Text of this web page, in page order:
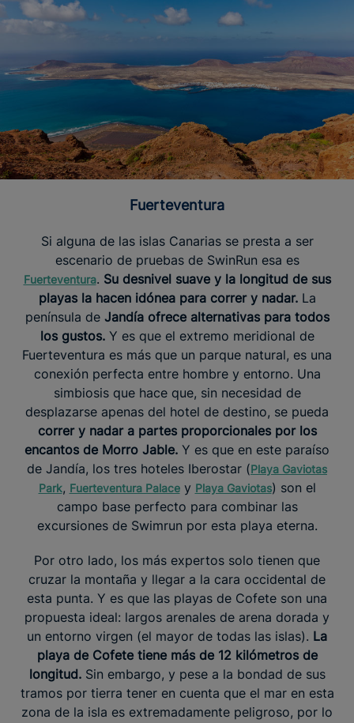
Fuerteventura
Si alguna de las islas Canarias se presta a ser
escenario de pruebas de SwinRun esa es
Fuerteventura. Su desnivel suave y la longitud de sus
playas la hacen idónea para correr y nadar.La
península de Jandía ofrece alternativas para todos
los gustos. Y es que el extremo meridional de
Fuerteventura es más que un parque natural, es una
conexión perfecta entre hombre y entorno. Una
simbiosis que hace que, sin necesidad de
desplazarse apenas del hotel de destino, se pueda
correr y nadar a partes proporcionales por los
encantos de Morro Jable. Y es que en este paraíso
de Jandía, los tres hoteles Iberostar (Playa Gaviotas
Park, Fuerteventura Palacey Playa Gaviotas) son el
campo base perfecto para combinar las
excursiones de Swimrun por esta playa eterna.
Por otro lado, los más expertos solo tienen que
cruzar la montaña y llegar a la cara occidental de
esta punta. Y es que las playas de Cofete son una
propuesta ideal: largos arenales de arena dorada y
un entorno virgen (el mayor de todas las islas). La
playa de Cofete tiene más de 12 kilómetros de
longitud.Sin embargo, y pese a la bondad de sus
tramos por tierra tener en cuenta que el mar en esta
zona de la isla es extremadamente peligroso, por lo